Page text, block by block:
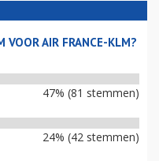
VOOR AIR FRANCE-KLM?
47% (81 stemmen)
24% (42 stemmen)